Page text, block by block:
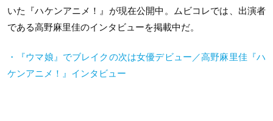
いた『ハケンアニメ！』が現在公開中。ムビコレでは、出演者
である高野麻里佳のインタビューを掲載中だ。
・ 『ウマ娘』でブレイクの次は女優デビュー／高野麻里佳『ハ
ケンアニメ！』インタビュー